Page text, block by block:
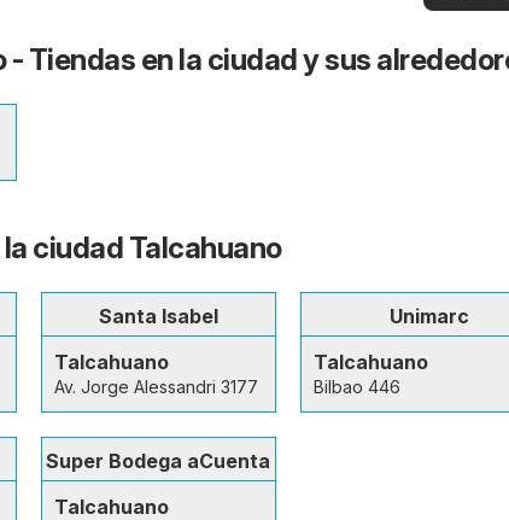
- Tiendas en la ciudad y sus
ciudad Talcahuano
Santa Isabel
Talcahuano
Av. Jorge Alessandri 3177
Unimarc
Talcahuano
Bilbao 446
Super Bodega aCuenta
Talcahuano